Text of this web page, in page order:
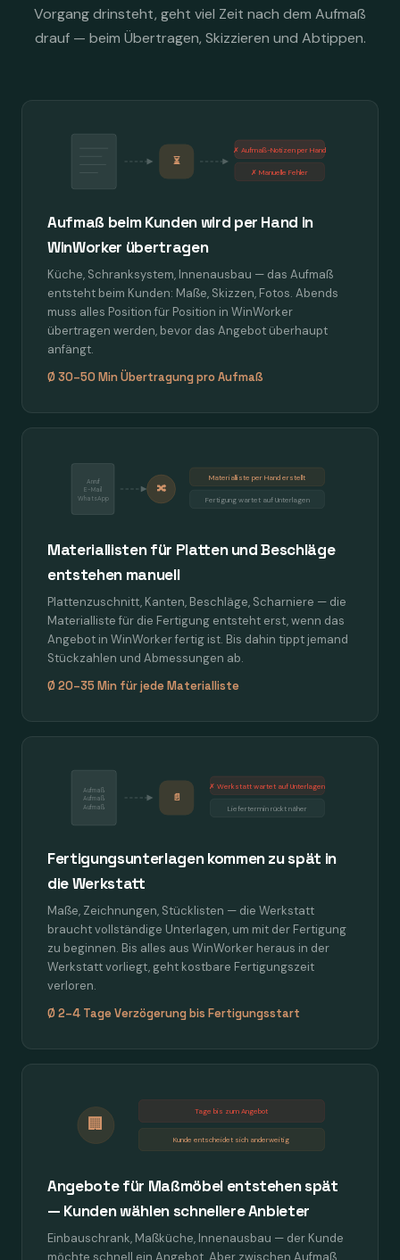
Vorgang drinsteht, geht viel Zeit nach dem Aufmaß
drauf — beim Übertragen, Skizzieren und Abtippen.
⏳
✗ Aufmaß-Notizen per Hand
✗ Manuelle Fehler
Aufmaß beim Kunden wird per Hand in
WinWorker übertragen
Küche, Schranksystem, Innenausbau — das Aufmaß
entsteht beim Kunden: Maße, Skizzen, Fotos. Abends
muss alles Position für Position in WinWorker
übertragen werden, bevor das Angebot überhaupt
anfängt.
Ø 30–50 Min Übertragung pro Aufmaß
Anruf
E-Mail
WhatsApp
🔀
Materialliste per Hand erstellt
Fertigung wartet auf Unterlagen
Materiallisten für Platten und Beschläge
entstehen manuell
Plattenzuschnitt, Kanten, Beschläge, Scharniere — die
Materialliste für die Fertigung entsteht erst, wenn das
Angebot in WinWorker fertig ist. Bis dahin tippt jemand
Stückzahlen und Abmessungen ab.
Ø 20–35 Min für jede Materialliste
Aufmaß
Aufmaß
Aufmaß
📄
✗ Werkstatt wartet auf Unterlagen
Liefertermin rückt näher
Fertigungsunterlagen kommen zu spät in
die Werkstatt
Maße, Zeichnungen, Stücklisten — die Werkstatt
braucht vollständige Unterlagen, um mit der Fertigung
zu beginnen. Bis alles aus WinWorker heraus in der
Werkstatt vorliegt, geht kostbare Fertigungszeit
verloren.
Ø 2–4 Tage Verzögerung bis Fertigungsstart
🏢
Tage bis zum Angebot
Kunde entscheidet sich anderweitig
Angebote für Maßmöbel entstehen spät
— Kunden wählen schnellere Anbieter
Einbauschrank, Maßküche, Innenausbau — der Kunde
möchte schnell ein Angebot. Aber zwischen Aufmaß